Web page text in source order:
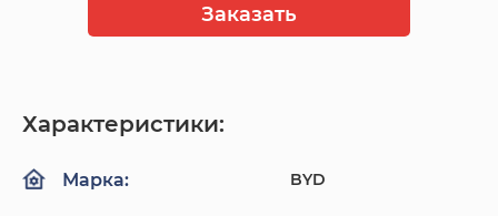
Заказать
Характеристики:
Марка: BYD